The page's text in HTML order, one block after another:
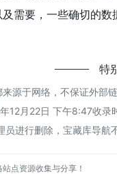
需要，一些确切的
特
源于网络，不保证外部
12月22日 下午8:47收录
进行删除，宝藏库导航
点资源收集与分享！